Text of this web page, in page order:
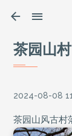
茶园山村
2024-08-08
茶园山风古村